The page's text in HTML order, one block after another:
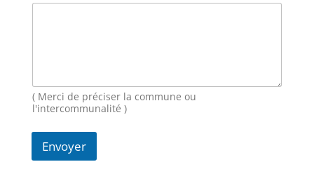
m
g
e( Merci de préciser la commune ou
l'intercommunalité )
Envoyer